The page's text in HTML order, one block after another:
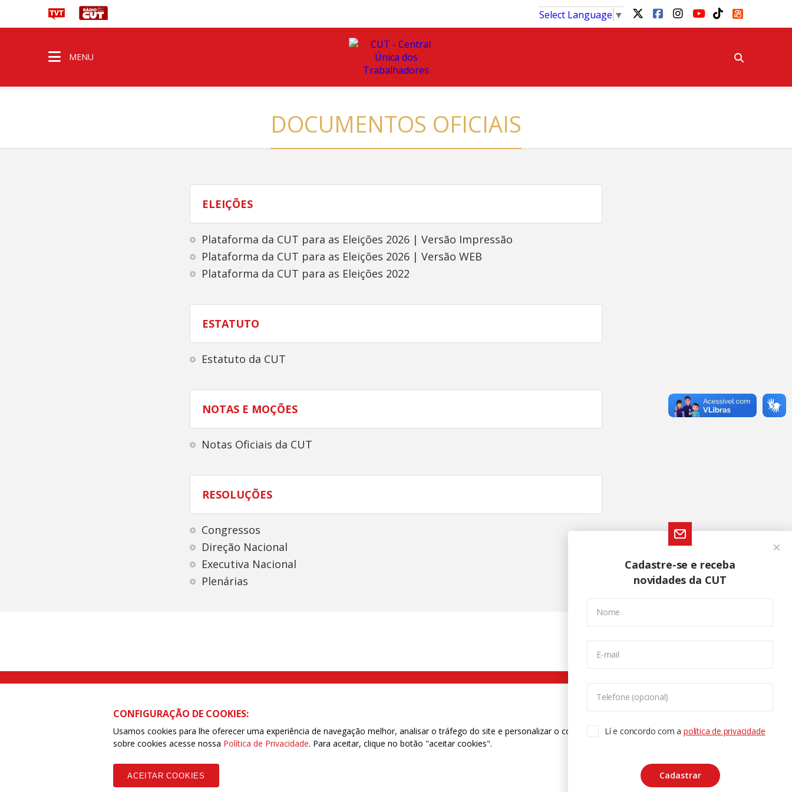
Select Language ▼
MENU
DOCUMENTOS OFICIAIS
ELEIÇÕES
Plataforma da CUT para as Eleições 2026 | Versão Impressão
Plataforma da CUT para as Eleições 2026 | Versão WEB
Plataforma da CUT para as Eleições 2022
ESTATUTO
Estatuto da CUT
NOTAS E MOÇÕES
Notas Oficiais da CUT
RESOLUÇÕES
Congressos
Direção Nacional
Executiva Nacional
Plenárias
Cadastre-se e receba
novidades da CUT
Nome
E-mail
Telefone (opcional)
Lí e concordo com apolítica de privacidade
Cadastrar
Rua Caetano Pinto nº 575 CEP 03041-000 Brás, São Paulo/SP | Telefone (11) 2108 9200 - Fax (11) 2108 9310
Copyleft CUT Central Única dos Trabalhadores 3.960 - Entidades Filiadas | 7.933.029 - Trabalhadores(as) Associados | 25.831.443 - Trabalhadores(as) na Base
CONFIGURAÇÃO DE COOKIES:
Usamos cookies para lhe oferecer uma experiência de navegação melhor, analisar o tráfego do site e personalizar o conteúdo. Para saber mais
sobre cookies acesse nossa Política de Privacidade. Para aceitar, clique no botão "aceitar cookies".
ACEITAR COOKIES